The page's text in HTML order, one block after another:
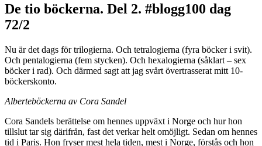
De tio böckerna. Del 2. #blogg100 dag
72/2
Nu är det dags för trilogierna. Och tetralogierna (fyra böcker i svit).
Och pentalogierna (fem stycken). Och hexalogierna (såklart – sex
böcker i rad). Och därmed sagt att jag svårt övertrasserat mitt 10-
böckerskonto.
Alberteböckerna av Cora Sandel
Cora Sandels berättelse om hennes uppväxt i Norge och hur hon
tillslut tar sig därifrån, fast det verkar helt omöjligt. Sedan om hennes
tid i Paris. Hon fryser mest hela tiden, mest i Norge, förstås och hon